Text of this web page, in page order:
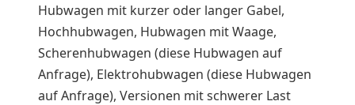
Hubwagen mit kurzer oder langer Gabel,
Hochhubwagen, Hubwagen mit Waage,
Scherenhubwagen (diese Hubwagen auf
Anfrage), Elektrohubwagen (diese Hubwagen
auf Anfrage), Versionen mit schwerer Last